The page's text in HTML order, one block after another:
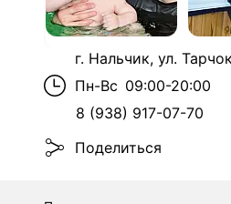
г. Нальчик, ул.
Пн-Вс 09:00-20:00
8 (938) 917-07-70
Поделиться